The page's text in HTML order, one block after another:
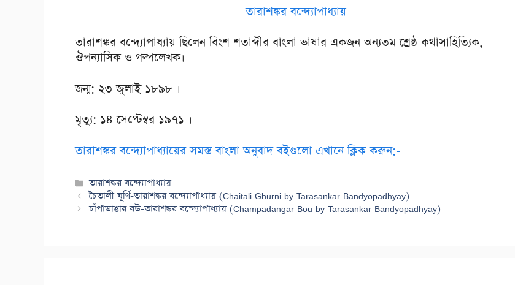
তারাশঙ্কর বন্দ্যোপাধ্যায়
তারাশঙ্কর বন্দ্যোপাধ্যায় ছিলেন বিংশ শতাব্দীর বাংলা ভাষার একজন অন্যতম শ্রেষ্ঠ কথাসাহিত্যিক,
ঔপন্যাসিক ও গল্পলেখক।
জন্ম: ২৩ জুলাই ১৮৯৮ ।
মৃত্যু: ১৪ সেপ্টেম্বর ১৯৭১ ।
তারাশঙ্কর বন্দ্যোপাধ্যায়ের সমস্ত বাংলা অনুবাদ বইগুলো এখানে ক্লিক করুন:-
Categories
তারাশঙ্কর বন্দ্যোপাধ্যায়
চৈতালী ঘূর্ণি-তারাশঙ্কর বন্দ্যোপাধ্যায় (Chaitali Ghurni by Tarasankar Bandyopadhyay)
চাঁপাডাঙার বউ-তারাশঙ্কর বন্দ্যোপাধ্যায় (Champadangar Bou by Tarasankar Bandyopadhyay)